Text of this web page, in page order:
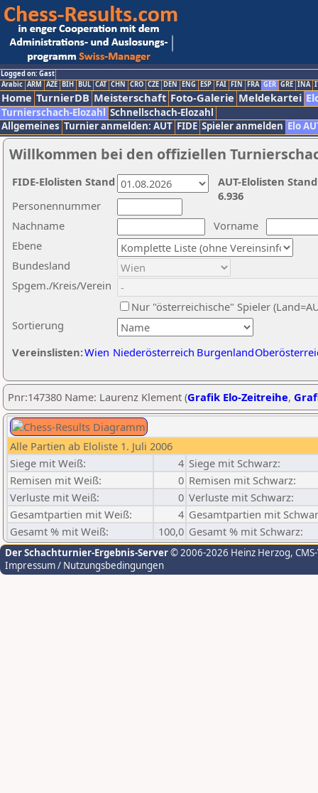
Logged on: Gast
Arabic ARM AZE BIH BUL CAT CHN CRO CZE DEN ENG ESP FAI FIN FRA GER GRE INA
Home TurnierDB Meisterschaft Foto-Galerie Meldekartei
Turnierschach-Elozahl Schnellschach-Elozahl
Allgemeines Turnier anmelden: AUT FIDE Spieler anmelden Elo
Willkommen bei den offiziellen
Nachname
Vorname
Ebene
Sortierung
Personennummer
Bundesland
Spgem./Kreis/Verein
Nur "österreichische" Spieler
Vereinslisten:Wien Niederösterreich Burgenland
AUT-Elolisten
6.936
FIDE-Elolisten Stand
Pnr:147380 Name: Laurenz Klement (Grafik Elo-Zeitreihe,
Alle Partien ab Eloliste 1. Juli 2006
Siege mit Weiß:
4 Siege mit Schwarz:
Remisen mit Weiß:
0 Remisen mit Schwarz:
Verluste mit Weiß:
0 Verluste mit Schwarz:
Gesamtpartien mit Weiß:
4 Gesamtpartien mit
Gesamt % mit Weiß:
100,0 Gesamt % mit Schwarz:
Der Schachturnier-Ergebnis-Server© 2006-2026 Heinz Herzog,
Impressum / Nutzungsbedingungen